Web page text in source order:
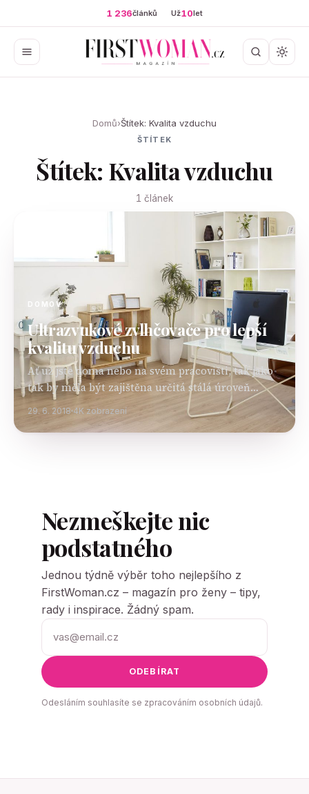
1 236článků Už10let
Domů›Štítek: Kvalita vzduchu
ŠTÍTEK
Štítek: Kvalita vzduchu
1 článek
DOMOV
Ultrazvukové zvlhčovače pro lepší
kvalitu vzduchu
Ať už jste doma nebo na svém pracovišti, tak jako
tak by měla být zajištěna určitá stálá úroveň
kvality vzduchu v místnostech tak, aby se vám
dýchalo jednoduše dobře. Ne vždy…
29. 6. 2018 4K zobrazení
Nezmeškejte nic
podstatného
Jednou týdně výběr toho nejlepšího z
FirstWoman.cz – magazín pro ženy – tipy,
rady i inspirace. Žádný spam.
ODEBÍRAT
Odesláním souhlasíte se zpracováním osobních údajů.